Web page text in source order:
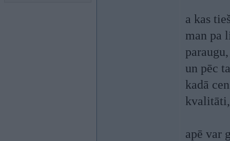
a kas
man pa
un pēc
kadā
apē var